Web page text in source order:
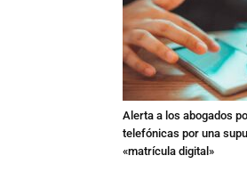
Alerta a los abogados
telefónicas por una
«matrícula digital»